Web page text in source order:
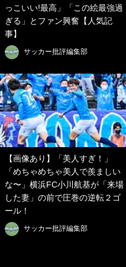
っこいい!最高」「この絵最強過
ぎる」とファン興奮【人気記
事】
サッカー批評編集部
【画像あり】「美人すぎ！」
「めちゃめちゃ美人で羨ましい
な〜」横浜FC小川航基が「来場
した妻」の前で圧巻の逆転２ゴ
ール！
サッカー批評編集部